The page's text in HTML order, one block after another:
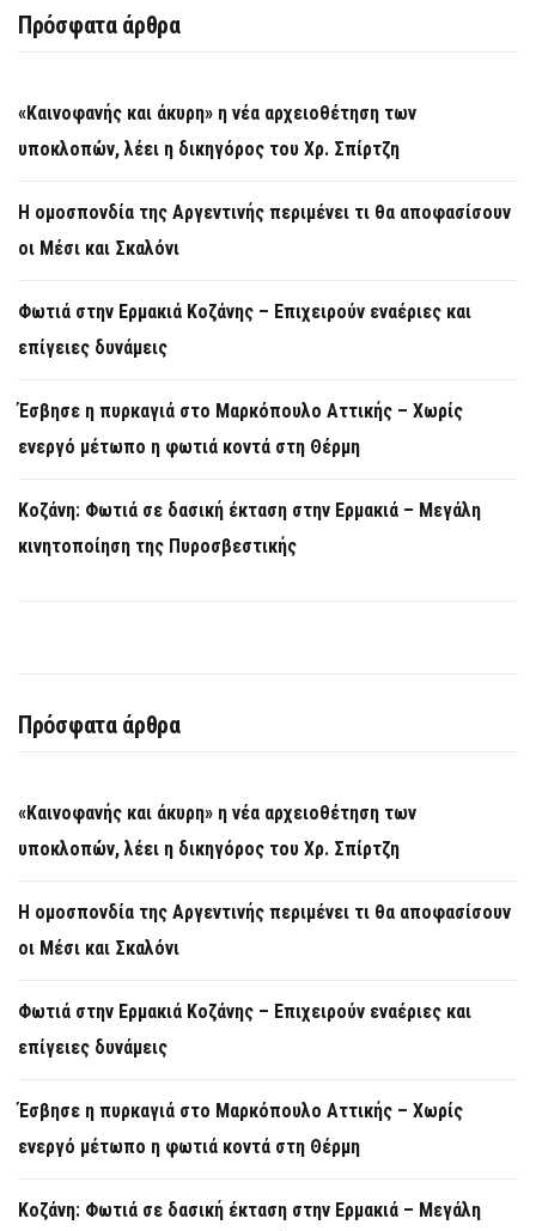
Πρόσφατα άρθρα
«Καινοφανής και άκυρη» η νέα αρχειοθέτηση των
υποκλοπών, λέει η δικηγόρος του Χρ. Σπίρτζη
Η ομοσπονδία της Αργεντινής περιμένει τι θα αποφασίσουν
οι Μέσι και Σκαλόνι
Φωτιά στην Ερμακιά Κοζάνης – Επιχειρούν εναέριες και
επίγειες δυνάμεις
Έσβησε η πυρκαγιά στο Μαρκόπουλο Αττικής – Χωρίς
ενεργό μέτωπο η φωτιά κοντά στη Θέρμη
Κοζάνη: Φωτιά σε δασική έκταση στην Ερμακιά – Μεγάλη
κινητοποίηση της Πυροσβεστικής
Πρόσφατα άρθρα
«Καινοφανής και άκυρη» η νέα αρχειοθέτηση των
υποκλοπών, λέει η δικηγόρος του Χρ. Σπίρτζη
Η ομοσπονδία της Αργεντινής περιμένει τι θα αποφασίσουν
οι Μέσι και Σκαλόνι
Φωτιά στην Ερμακιά Κοζάνης – Επιχειρούν εναέριες και
επίγειες δυνάμεις
Έσβησε η πυρκαγιά στο Μαρκόπουλο Αττικής – Χωρίς
ενεργό μέτωπο η φωτιά κοντά στη Θέρμη
Κοζάνη: Φωτιά σε δασική έκταση στην Ερμακιά – Μεγάλη